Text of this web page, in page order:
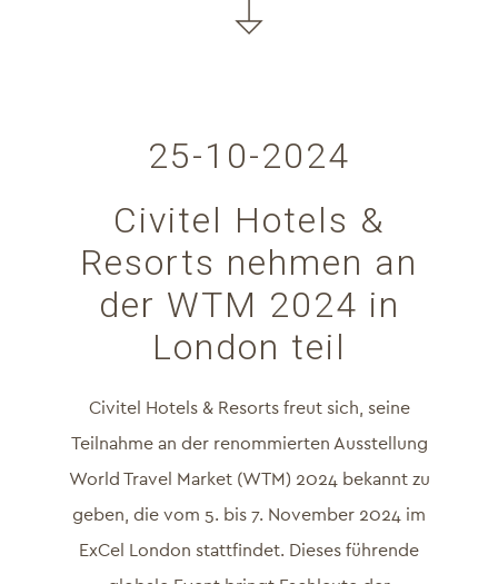
25-10-2024
Civitel Hotels &
Resorts nehmen an
der WTM 2024 in
London teil
Civitel Hotels & Resorts freut sich, seine
Teilnahme an der renommierten Ausstellung
World Travel Market (WTM) 2024 bekannt zu
geben, die vom 5. bis 7. November 2024 im
ExCel London stattfindet. Dieses führende